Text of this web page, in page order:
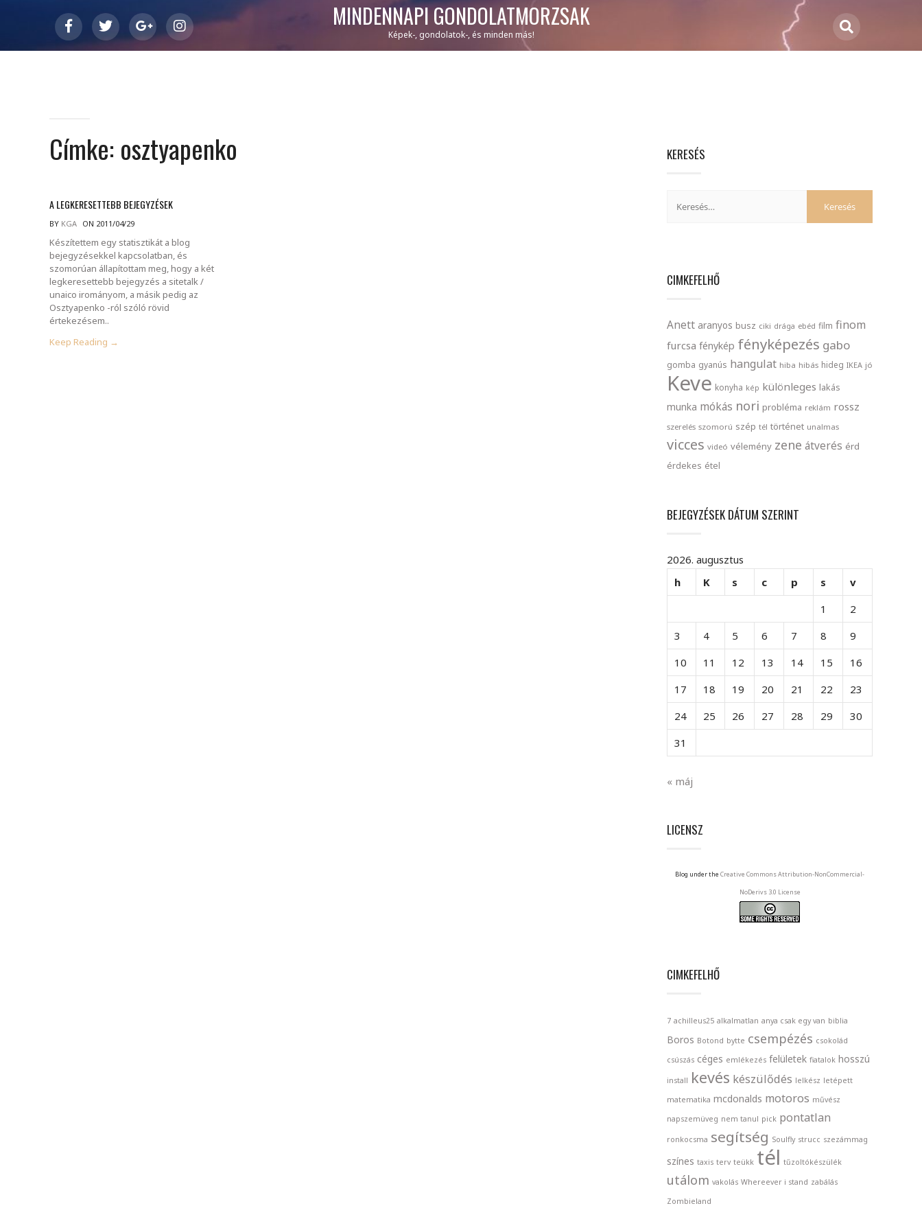
MINDENNAPI GONDOLATMORZSÁK
Képek-, gondolatok-, és minden más!
Címke: osztyapenko
A LEGKERESETTEBB BEJEGYZÉSEK
BY KGA ON 2011/04/29
Készítettem egy statisztikát a blog
bejegyzésekkel kapcsolatban, és
szomorúan állapítottam meg, hogy a két
legkeresettebb bejegyzés a sitetalk /
unaico irományom, a másik pedig az
Osztyapenko -ról szóló rövid
értekezésem..
Keep Reading →
KERESÉS
CIMKEFELHŐ
Anett aranyos busz ciki drága ebéd film finom
furcsa fénykép fényképezés gabo
gomba gyanús hangulat hiba hibás hideg IKEA jó
Keve konyha kép különleges lakás
munka mókás nori probléma reklám rossz
szerelés szomorú szép tél történet unalmas
vicces videó vélemény zene átverés érd
érdekes étel
BEJEGYZÉSEK DÁTUM SZERINT
2026. augusztus
h
K s c p s
v
1
2
3
4 5 6 7 8
9
10
11 12 13 14 15
16
17
18 19 20 21 22
23
24
25 26 27 28 29
30
31
« máj
LICENSZ
Blog under the Creative Commons Attribution-NonCommercial-
NoDerivs 3.0 License
CIMKEFELHŐ
7 achilleus25 alkalmatlan anya csak egy van biblia
Boros Botond bytte csempézés csokolád
csúszás céges emlékezés felületek fiatalok hosszú
install kevés készülődés lelkész letépett
matematika mcdonalds motoros művész
napszemüveg nem tanul pick pontatlan
ronkocsma segítség Soulfly strucc szezámmag
színes taxis terv teükk tél tűzoltókészülék
utálom vakolás Whereever i stand zabálás
Zombieland